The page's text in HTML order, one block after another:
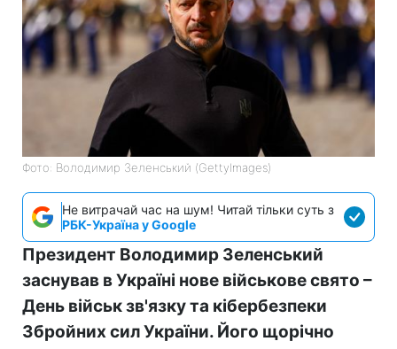
Фото: Володимир Зеленський (GettyImages)
Не витрачай час на шум! Читай тільки суть з
РБК-Україна у Google
Президент Володимир Зеленський
заснував в Україні нове військове свято –
День військ зв'язку та кібербезпеки
Збройних сил України. Його щорічно